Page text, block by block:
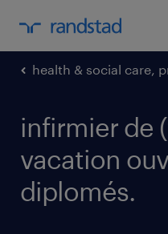
health & social care,
infirmier de
vacation
diplomés.